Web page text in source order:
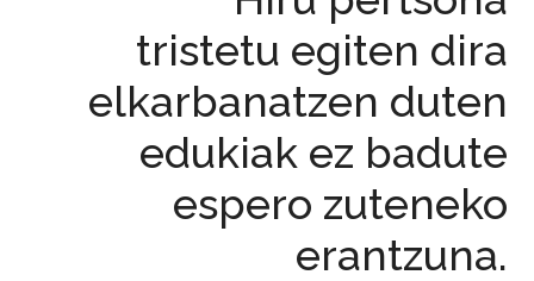
tristetu egiten dira
elkarbanatzen duten
edukiak ez badute
espero zuteneko
erantzuna.